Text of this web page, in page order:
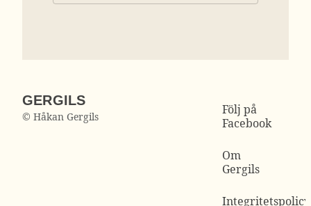
GERGILS
© Håkan Gergils
Följ på
Facebook
Om
Gergils
Integritetspolicy